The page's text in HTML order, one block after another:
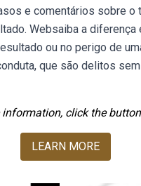
e comentários sobre
Websaiba a
ou no perigo de
que são delitos
information, click the
LEARN MORE